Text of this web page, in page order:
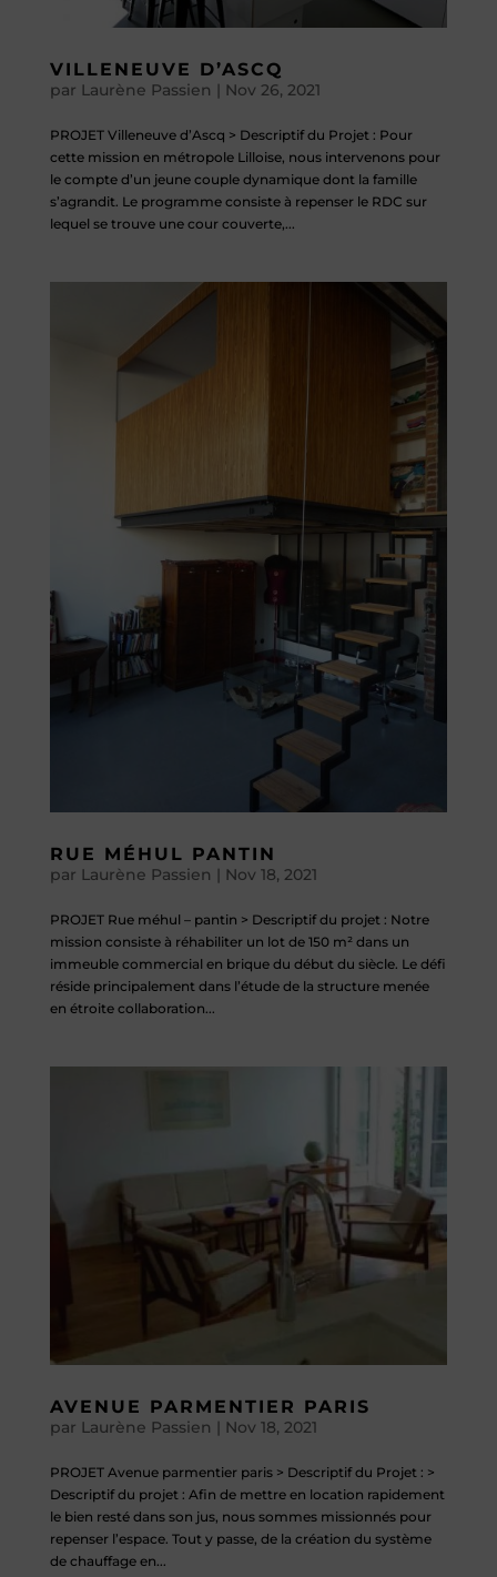
VILLENEUVE D’ASCQ
par Laurène Passien | Nov 26, 2021
PROJET Villeneuve d’Ascq > Descriptif du Projet : Pour
cette mission en métropole Lilloise, nous intervenons pour
le compte d’un jeune couple dynamique dont la famille
s’agrandit. Le programme consiste à repenser le RDC sur
lequel se trouve une cour couverte,...
RUE MÉHUL PANTIN
par Laurène Passien | Nov 18, 2021
PROJET Rue méhul – pantin > Descriptif du projet : Notre
mission consiste à réhabiliter un lot de 150 m² dans un
immeuble commercial en brique du début du siècle. Le défi
réside principalement dans l’étude de la structure menée
en étroite collaboration...
AVENUE PARMENTIER PARIS
par Laurène Passien | Nov 18, 2021
PROJET Avenue parmentier paris > Descriptif du Projet : >
Descriptif du projet : Afin de mettre en location rapidement
le bien resté dans son jus, nous sommes missionnés pour
repenser l’espace. Tout y passe, de la création du système
de chauffage en...